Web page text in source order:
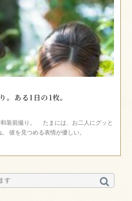
。ある1日の1枚。
和装前撮り。 たまには、お二人にグッと
彼を見つめる表情が優しい。